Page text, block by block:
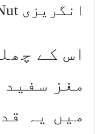
انگریزی Filler Nut
اس کے
مغز
میں یہ